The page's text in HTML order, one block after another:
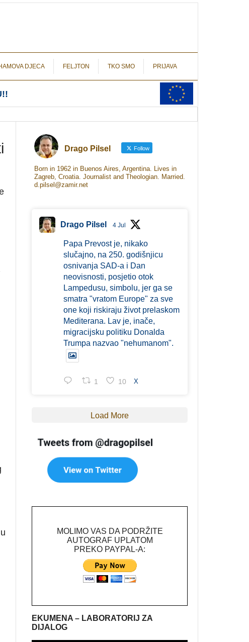
DJECA FELJTON TKO SMO PRIJAVA
Drago Pilsel Follow
Born in 1962 in Buenos Aires, Argentina. Lives in
Zagreb, Croatia. Journalist and Theologian. Married.
d.pilsel@zamir.net
Drago Pilsel 4 Jul
Papa Prevost je, nikako
slučajno, na 250. godišnjicu
osnivanja SAD-a i Dan
neovisnosti, posjetio otok
Lampedusu, simbolu, jer ga se
smatra "vratom Europe" za sve
one koji riskiraju život prelaskom
Mediterana. Lav je, inače,
migracijsku politiku Donalda
Trumpa nazvao "nehumanom".
1 10 X
Load More
MOLIMO VAS DA PODRŽITE
AUTOGRAF UPLATOM
PREKO PAYPAL-A:
EKUMENA – LABORATORIJ ZA
DIJALOG